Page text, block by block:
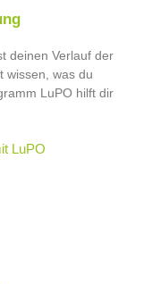
deinen Verlauf der
wissen, was du
LuPO hilft dir
LuPO